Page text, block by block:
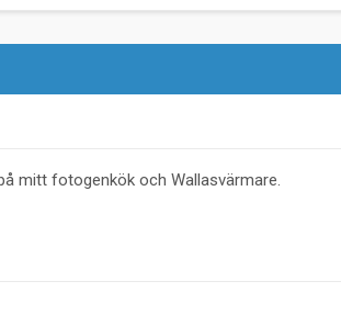
mitt fotogenkök och Wallasvärmare.